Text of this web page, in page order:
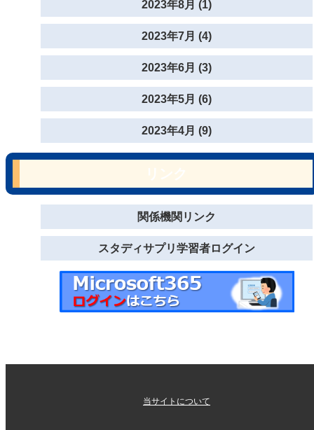
2023年8月 (1)
2023年7月 (4)
2023年6月 (3)
2023年5月 (6)
2023年4月 (9)
関係機関リンク
スタディサプリ学習者ログイン
当サイトについて